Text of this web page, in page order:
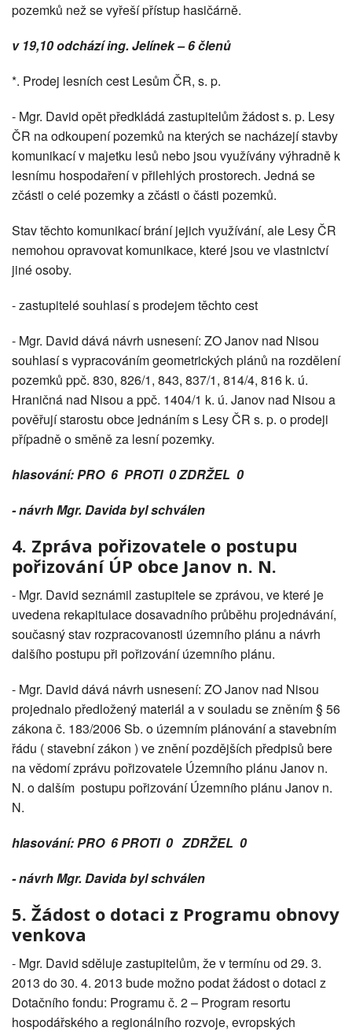
pozemků než se vyřeší přístup hasičárně.
v 19,10 odchází ing. Jelínek – 6 členů
*. Prodej lesních cest Lesům ČR, s. p.
- Mgr. David opět předkládá zastupitelům žádost s. p. Lesy
ČR na odkoupení pozemků na kterých se nacházejí stavby
komunikací v majetku lesů nebo jsou využívány výhradně k
lesnímu hospodaření v přilehlých prostorech. Jedná se
zčásti o celé pozemky a zčásti o části pozemků.
Stav těchto komunikací brání jejich využívání, ale Lesy ČR
nemohou opravovat komunikace, které jsou ve vlastnictví
jiné osoby.
- zastupitelé souhlasí s prodejem těchto cest
- Mgr. David dává návrh usnesení: ZO Janov nad Nisou
souhlasí s vypracováním geometrických plánů na rozdělení
pozemků ppč. 830, 826/1, 843, 837/1, 814/4, 816 k. ú.
Hraničná nad Nisou a ppč. 1404/1 k. ú. Janov nad Nisou a
pověřují starostu obce jednáním s Lesy ČR s. p. o prodeji
případně o směně za lesní pozemky.
hlasování: PRO 6 PROTI 0 ZDRŽEL 0
- návrh Mgr. Davida byl schválen
4. Zpráva pořizovatele o postupu
pořizování ÚP obce Janov n. N.
- Mgr. David seznámil zastupitele se zprávou, ve které je
uvedena rekapitulace dosavadního průběhu projednávání,
současný stav rozpracovanosti územního plánu a návrh
dalšího postupu při pořizování územního plánu.
- Mgr. David dává návrh usnesení: ZO Janov nad Nisou
projednalo předložený materiál a v souladu se zněním § 56
zákona č. 183/2006 Sb. o územním plánování a stavebním
řádu ( stavební zákon ) ve znění pozdějších předpisů bere
na vědomí zprávu pořizovatele Územního plánu Janov n.
N. o dalším postupu pořizování Územního plánu Janov n.
N.
hlasování: PRO 6 PROTI 0 ZDRŽEL 0
- návrh Mgr. Davida byl schválen
5. Žádost o dotaci z Programu obnovy
venkova
- Mgr. David sděluje zastupitelům, že v termínu od 29. 3.
2013 do 30. 4. 2013 bude možno podat žádost o dotaci z
Dotačního fondu: Programu č. 2 – Program resortu
hospodářského a regionálního rozvoje, evropských